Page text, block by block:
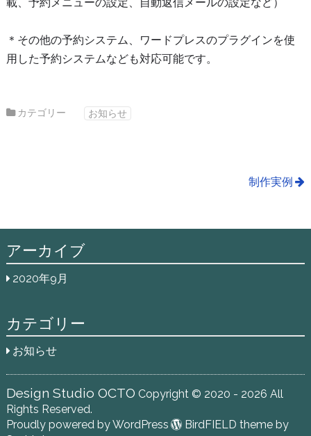
＊その他の予約システム、ワードプレスのプラグインを使
用した予約システムなども対応可能です。
カテゴリー お知らせ
制作実例
アーカイブ
2020年9月
カテゴリー
お知らせ
Design Studio OCTO Copyright © 2020 - 2026 All
Rights Reserved.
Proudly powered by WordPress
BirdFIELD theme by